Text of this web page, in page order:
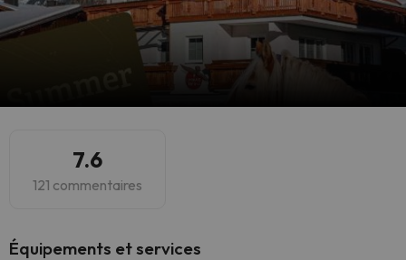
7.6
121 commentaires
​Équipements et services